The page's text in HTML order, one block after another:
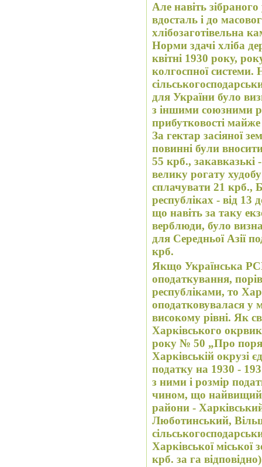
Але навіть
вдосталь і до
хлібозаготівельна
Норми здачі хліба
квітні 1930 року,
колгоспної
для України було
з іншими союзними
прибутковості
За гектар засіяної
повинні були
55 крб., закавказькі
велику рогату
сплачувати 21 крб.,
республіках - від
що навіть за таку
верблюди, було
для Середньої Азії
крб.
Якщо Українська
оподаткування,
республіками, то
оподатковувалася у
високому рівні. Як
Харківського
року № 50 „Про
Харківській окрузі
податку на 1930 -
з ними і розмір
чином, що найвищий
райони -
Люботинський,
Харківської міської
крб. за га